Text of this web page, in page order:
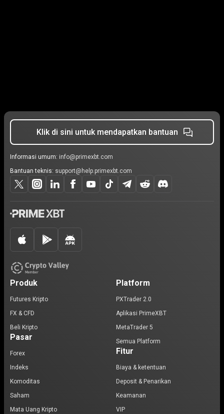
Klik di sini untuk mendapatkan bantuan
Informasi umum: info@primexbt.com
Bantuan teknis: support@help.primexbt.com
Produk
Futures Kripto
FX & CFD
Beli Kripto
Pasar
Forex
Indeks
Komoditas
Saham
Mata Uang Kripto
Platform
PXTrader 2.0
Aplikasi PrimeXBT
MetaTrader 5
Semua Platform
Fitur
Biaya & ketentuan
Deposit & Penarikan
Keamanan
VIP